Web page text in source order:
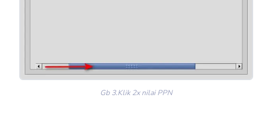
Gb 3.Klik 2x nilai PPN